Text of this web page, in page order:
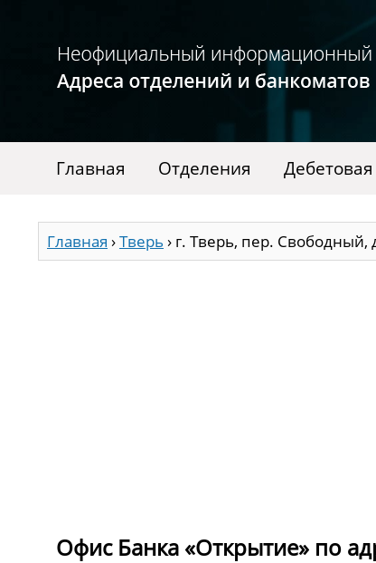
Главная Отделения Дебетовая
Главная ›Тверь › г. Тверь, пер. Свободный,
Офис Банка «Открытие» по